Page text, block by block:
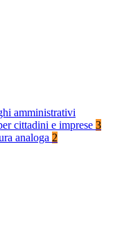
amministrativi
cittadini e imprese 3
analoga 2